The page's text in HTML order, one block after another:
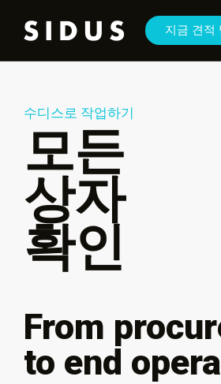
지금 견적
수디스로 작업하기
모든
상자
확인
From
to end